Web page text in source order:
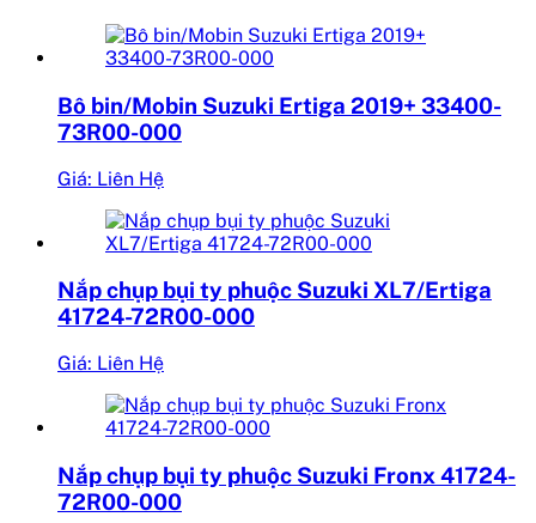
Bô bin/Mobin Suzuki Ertiga 2019+ 33400-
73R00-000
Giá: Liên Hệ
Nắp chụp bụi ty phuộc Suzuki XL7/Ertiga
41724-72R00-000
Giá: Liên Hệ
Nắp chụp bụi ty phuộc Suzuki Fronx 41724-
72R00-000